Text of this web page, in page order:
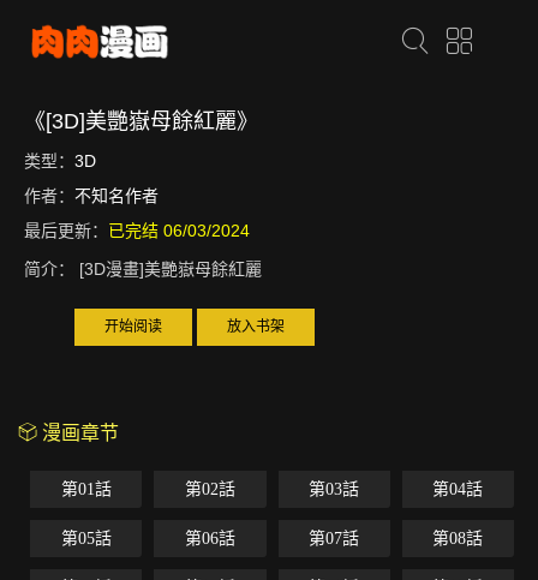
《[3D]美艷嶽母餘紅麗》
类型： 3D
作者： 不知名作者
最后更新： 已完结 06/03/2024
简介：
[3D漫畫]美艷嶽母餘紅麗
开始阅读 放入书架
漫画章节
第01話 第02話 第03話 第04話
第05話 第06話 第07話 第08話